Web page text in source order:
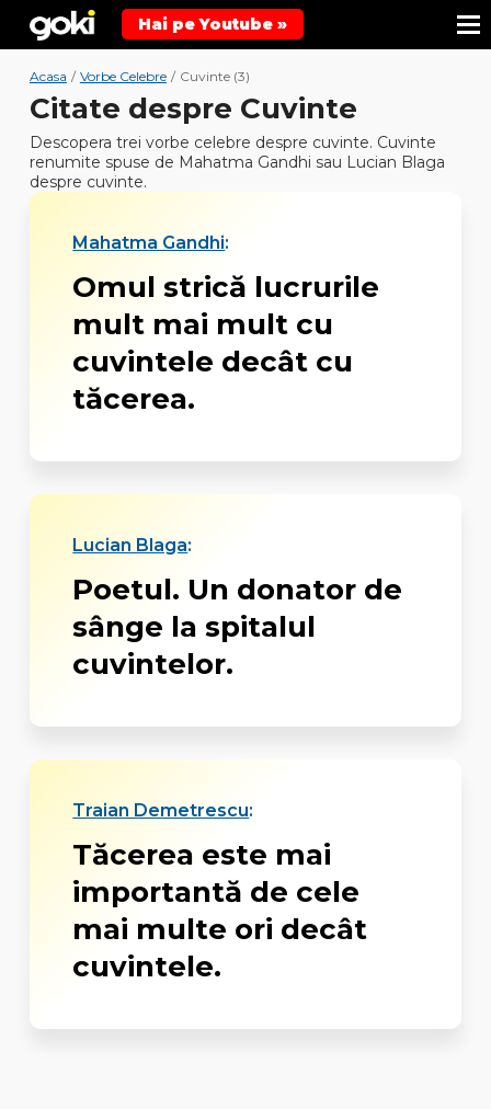
Hai pe Youtube »
Acasa / Vorbe Celebre / Cuvinte (3)
Citate despre Cuvinte
Descopera trei vorbe celebre despre cuvinte. Cuvinte
renumite spuse de Mahatma Gandhi sau Lucian Blaga
despre cuvinte.
Mahatma Gandhi:
Omul strică lucrurile
mult mai mult cu
cuvintele decât cu
tăcerea.
Lucian Blaga:
Poetul. Un donator de
sânge la spitalul
cuvintelor.
Traian Demetrescu:
Tăcerea este mai
importantă de cele
mai multe ori decât
cuvintele.